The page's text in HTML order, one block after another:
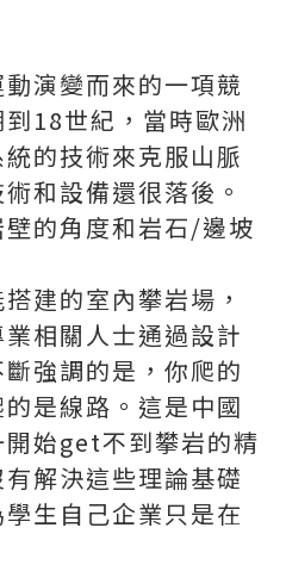
演變而來的一項競
18世紀，當時歐洲
的技術來克服山脈
和設備還很落後。
的角度和岩石/邊坡
建的室內攀岩場，
相關人士通過設計
強調的是，你爬的
是線路。這是中國
始get不到攀岩的精
解決這些理論基礎
生自己企業只是在